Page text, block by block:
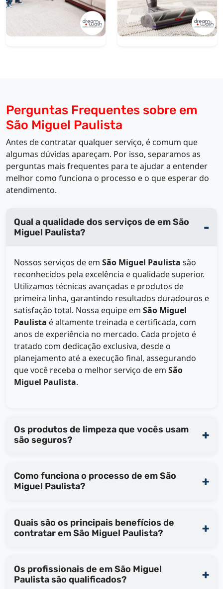
Perguntas Frequentes sobre em
São Miguel Paulista
Antes de contratar qualquer serviço, é comum que
algumas dúvidas apareçam. Por isso, separamos as
perguntas mais frequentes para te ajudar a entender
melhor como funciona o processo e o que esperar do
atendimento.
Qual a qualidade dos serviços de em São
Miguel Paulista?
Nossos serviços de em São Miguel Paulista são
reconhecidos pela excelência e qualidade superior.
Utilizamos técnicas avançadas e produtos de
primeira linha, garantindo resultados duradouros e
satisfação total. Nossa equipe em São Miguel
Paulista é altamente treinada e certificada, com
anos de experiência no mercado. Cada projeto é
tratado com dedicação exclusiva, desde o
planejamento até a execução final, assegurando
que você receba o melhor serviço de em São
Miguel Paulista.
Os produtos de limpeza que vocês usam
são seguros?
Como funciona o processo de em São
Miguel Paulista?
Quais são os principais benefícios de
contratar em São Miguel Paulista?
Os profissionais de em São Miguel
Paulista são qualificados?